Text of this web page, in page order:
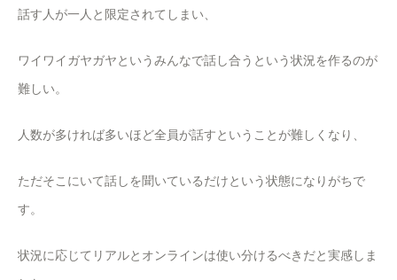
話す人が一人と限定されてしまい、
ワイワイガヤガヤというみんなで話し合うという状況を作るのが
難しい。
人数が多ければ多いほど全員が話すということが難しくなり、
ただそこにいて話しを聞いているだけという状態になりがちで
す。
状況に応じてリアルとオンラインは使い分けるべきだと実感しま